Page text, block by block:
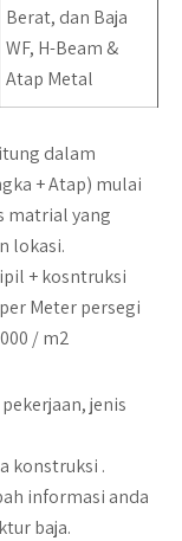
Berat, dan Baja
WF, H-Beam &
Atap Metal
dalam
+ Atap) mulai
matrial yang
lokasi.
+ kosntruksi
Meter persegi
/ m2
jenis
konstruksi .
informasi anda
baja.